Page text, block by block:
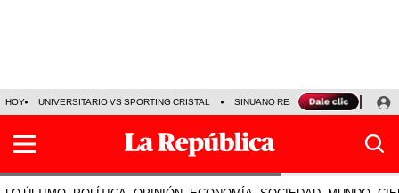
HOY UNIVERSITARIO VS SPORTING CRISTAL SINUANO RESULTADOS HOY